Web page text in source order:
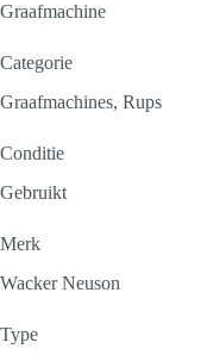
Graafmachine
Categorie
Graafmachines, Rups
Conditie
Gebruikt
Merk
Wacker Neuson
Type